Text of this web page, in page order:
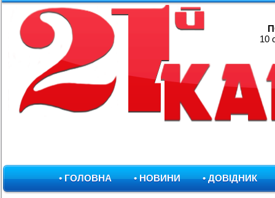
10
• ГОЛОВНА • НОВИНИ • ДОВІДНИК